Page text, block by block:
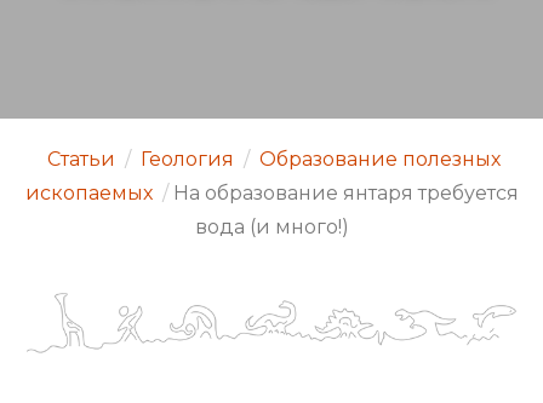
Статьи / Геология / Образование полезных
ископаемых / На образование янтаря требуется
вода (и много!)